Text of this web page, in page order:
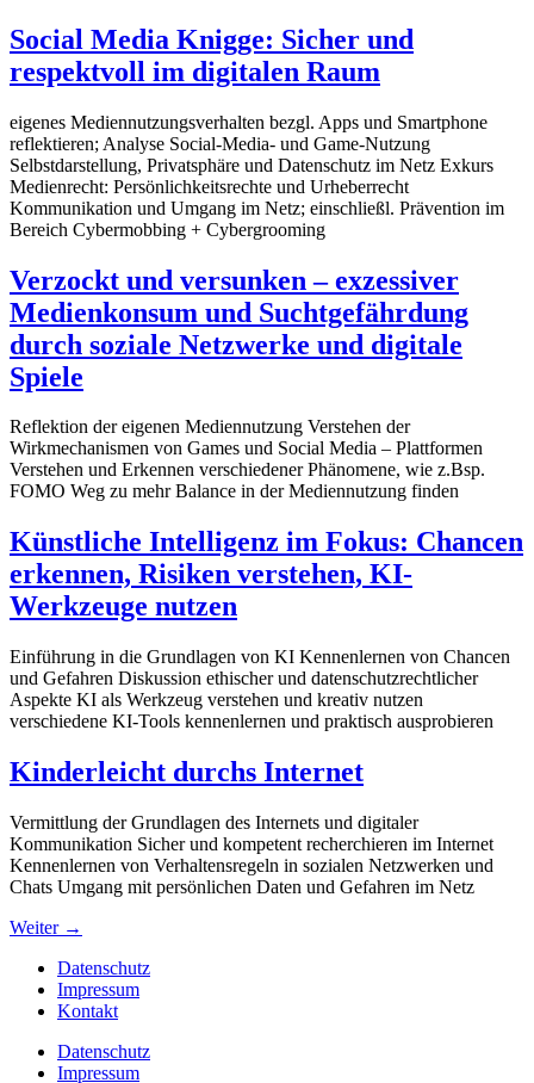
Social Media Knigge: Sicher und
respektvoll im digitalen Raum
eigenes Mediennutzungsverhalten bezgl. Apps und Smartphone
reflektieren; Analyse Social-Media- und Game-Nutzung
Selbstdarstellung, Privatsphäre und Datenschutz im Netz Exkurs
Medienrecht: Persönlichkeitsrechte und Urheberrecht
Kommunikation und Umgang im Netz; einschließl. Prävention im
Bereich Cybermobbing + Cybergrooming
Verzockt und versunken – exzessiver
Medienkonsum und Suchtgefährdung
durch soziale Netzwerke und digitale
Spiele
Reflektion der eigenen Mediennutzung Verstehen der
Wirkmechanismen von Games und Social Media – Plattformen
Verstehen und Erkennen verschiedener Phänomene, wie z.Bsp.
FOMO Weg zu mehr Balance in der Mediennutzung finden
Künstliche Intelligenz im Fokus: Chancen
erkennen, Risiken verstehen, KI-
Werkzeuge nutzen
Einführung in die Grundlagen von KI Kennenlernen von Chancen
und Gefahren Diskussion ethischer und datenschutzrechtlicher
Aspekte KI als Werkzeug verstehen und kreativ nutzen
verschiedene KI-Tools kennenlernen und praktisch ausprobieren
Kinderleicht durchs Internet
Vermittlung der Grundlagen des Internets und digitaler
Kommunikation Sicher und kompetent recherchieren im Internet
Kennenlernen von Verhaltensregeln in sozialen Netzwerken und
Chats Umgang mit persönlichen Daten und Gefahren im Netz
Weiter →
Datenschutz
Impressum
Kontakt
Datenschutz
Impressum